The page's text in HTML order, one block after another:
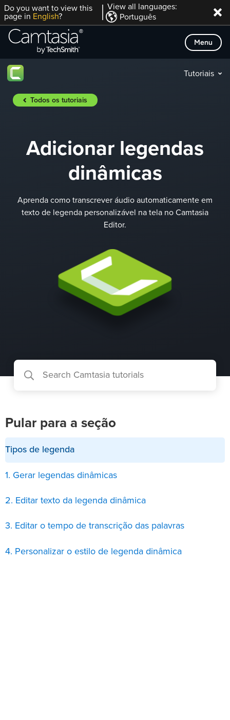
Skip
to
content
Do you want to view this
page in English?
View all languages:
Português
Menu
Tutoriais
Todos os tutoriais
Adicionar legendas
dinâmicas
Aprenda como transcrever áudio automaticamente em
texto de legenda personalizável na tela no Camtasia
Editor.
Pular para a seção
Tipos de legenda
1. Gerar legendas dinâmicas
2. Editar texto da legenda dinâmica
3. Editar o tempo de transcrição das palavras
4. Personalizar o estilo de legenda dinâmica